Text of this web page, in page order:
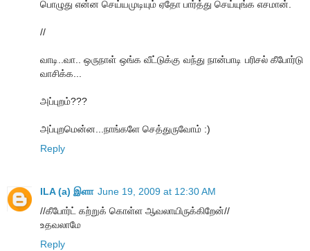
பொழுது என்ன செய்யமுடியும் ஏதோ பார்த்து செய்யுங்க எசமான்.
//
வாடி..வா.. ஒருநாள் ஒங்க வீட்டுக்கு வந்து நான்பாடி பரிசல் கீபோர்டு
வாசிக்க...
அப்புறம்???
அப்புறமென்ன...நாங்களே செத்துருவோம் :)
Reply
ILA (a) இளா June 19, 2009 at 12:30 AM
//கீபோர்ட் கற்றுக் கொள்ள ஆவலாயிருக்கிறேன்//
உதவலாமே
Reply